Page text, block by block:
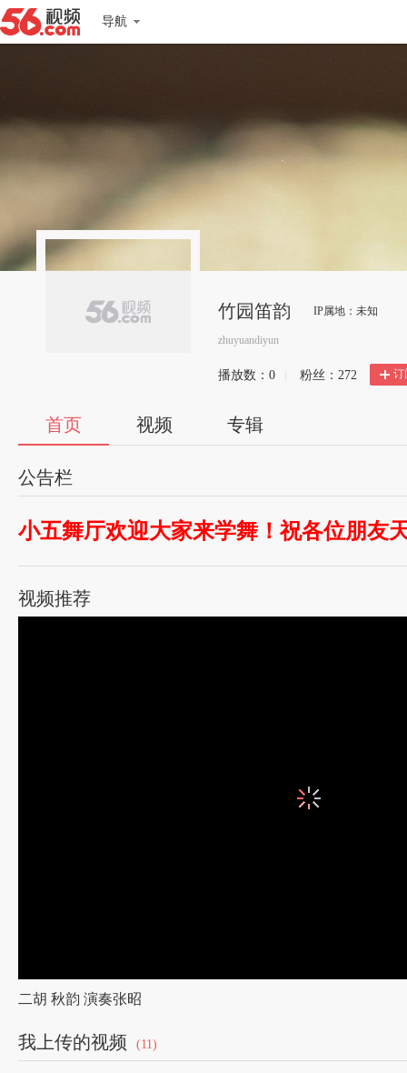
导航
竹园笛韵 IP属地：未知
zhuyuandiyun
播放数： 0 粉丝： 272 订
首页 视频 专辑
公告栏
小五舞厅欢迎大家来学舞！祝各位朋友
视频推荐
二胡 秋韵 演奏张昭
我上传的视频 (11)